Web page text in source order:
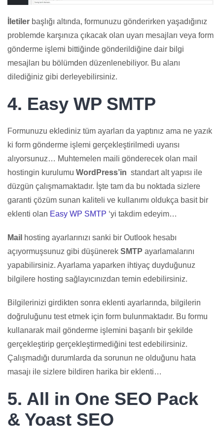
İletiler başlığı altında, formunuzu gönderirken yaşadığınız
problemde karşınıza çıkacak olan uyarı mesajları veya form
gönderme işlemi bittiğinde gönderildiğine dair bilgi
mesajları bu bölümden düzenlenebiliyor. Bu alanı
dilediğiniz gibi derleyebilirsiniz.
4. Easy WP SMTP
Formunuzu eklediniz tüm ayarları da yaptınız ama ne yazık
ki form gönderme işlemi gerçekleştirilmedi uyarısı
alıyorsunuz… Muhtemelen maili gönderecek olan mail
hostingin kurulumu WordPress’in standart alt yapısı ile
düzgün çalışmamaktadır. İşte tam da bu noktada sizlere
garanti çözüm sunan kaliteli ve kullanımı oldukça basit bir
eklenti olan Easy WP SMTP ‘yi takdim edeyim…
Mail hosting ayarlarınızı sanki bir Outlook hesabı
açıyormuşsunuz gibi düşünerek SMTP ayarlamalarını
yapabilirsiniz. Ayarlama yaparken ihtiyaç duyduğunuz
bilgilere hosting sağlayıcınızdan temin edebilirsiniz.
Bilgilerinizi girdikten sonra eklenti ayarlarında, bilgilerin
doğruluğunu test etmek için form bulunmaktadır. Bu formu
kullanarak mail gönderme işlemini başarılı bir şekilde
gerçekleştirip gerçekleştirmediğini test edebilirsiniz.
Çalışmadığı durumlarda da sorunun ne olduğunu hata
masajı ile sizlere bildiren harika bir eklenti…
5. All in One SEO Pack
& Yoast SEO